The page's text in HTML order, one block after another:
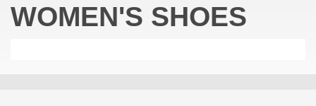
WOMEN'S SHOES